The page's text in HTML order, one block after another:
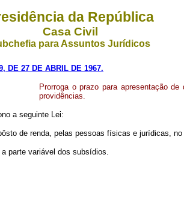
da República
Casa Civil
para Assuntos Jurídicos
DE 27 DE ABRIL DE 1967.
Prorroga o prazo para apresentação
providências.
a seguinte Lei:
de renda, pelas pessoas físicas e jurídicas,
parte variável dos subsídios.